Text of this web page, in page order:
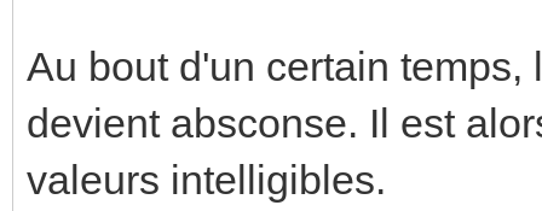
Au bout d'un certain
devient absconse. Il est
valeurs intelligibles.